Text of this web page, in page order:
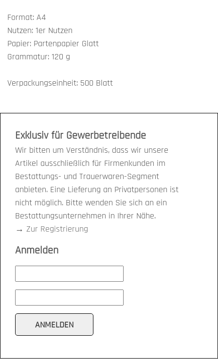
Format: A4
Nutzen: 1er Nutzen
Papier: Partenpapier Glatt
Grammatur: 120 g
Verpackungseinheit: 500 Blatt
Exklusiv für Gewerbetreibende
Wir bitten um Verständnis, dass wir unsere
Artikel ausschließlich für Firmenkunden im
Bestattungs- und Trauerwaren-Segment
anbieten. Eine Lieferung an Privatpersonen ist
nicht möglich. Bitte wenden Sie sich an ein
Bestattungsunternehmen in Ihrer Nähe.
→ Zur Registrierung
Anmelden